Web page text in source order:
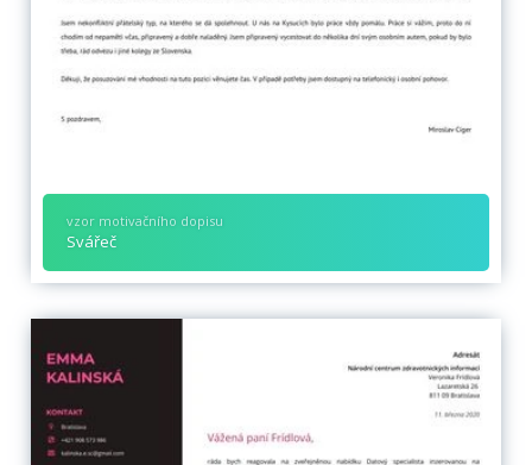
vzor motivačního dopisu
Svářeč